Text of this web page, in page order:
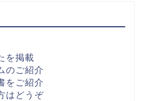
を掲載
のご紹介
をご紹介
はどうぞ